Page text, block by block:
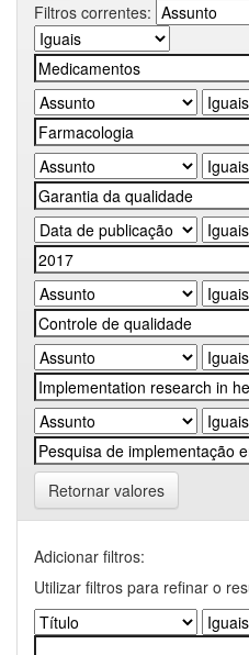
Filtros correntes:
Retornar valores
Adicionar filtros:
Utilizar filtros para refinar o